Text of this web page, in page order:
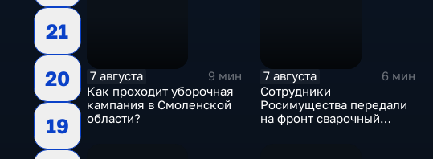
21
20
19
7 августа
9 мин
Как проходит уборочная
кампания в Смоленской
области?
7 августа
6 мин
Сотрудники
Росимущества передали
на фронт сварочный